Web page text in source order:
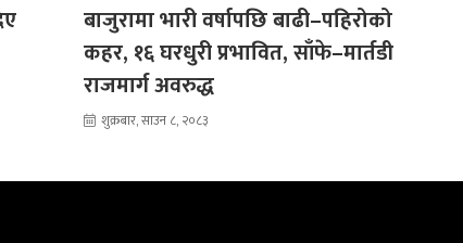
बाजुरामा भारी वर्षापछि बाढी–पहिरोको
कहर, १६ घरधुरी प्रभावित, साँफे–मार्तडी
राजमार्ग अवरुद्ध
शुक्रबार, साउन ८, २०८३